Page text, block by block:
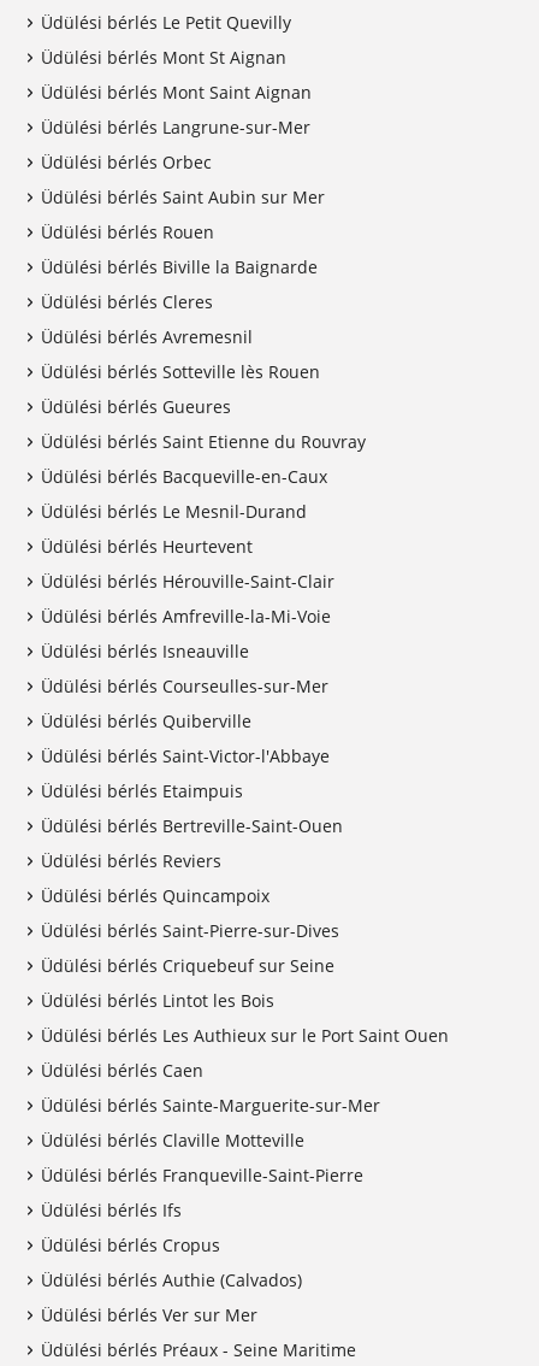
Üdülési bérlés Le Petit Quevilly
Üdülési bérlés Mont St Aignan
Üdülési bérlés Mont Saint Aignan
Üdülési bérlés Langrune-sur-Mer
Üdülési bérlés Orbec
Üdülési bérlés Saint Aubin sur Mer
Üdülési bérlés Rouen
Üdülési bérlés Biville la Baignarde
Üdülési bérlés Cleres
Üdülési bérlés Avremesnil
Üdülési bérlés Sotteville lès Rouen
Üdülési bérlés Gueures
Üdülési bérlés Saint Etienne du Rouvray
Üdülési bérlés Bacqueville-en-Caux
Üdülési bérlés Le Mesnil-Durand
Üdülési bérlés Heurtevent
Üdülési bérlés Hérouville-Saint-Clair
Üdülési bérlés Amfreville-la-Mi-Voie
Üdülési bérlés Isneauville
Üdülési bérlés Courseulles-sur-Mer
Üdülési bérlés Quiberville
Üdülési bérlés Saint-Victor-l'Abbaye
Üdülési bérlés Etaimpuis
Üdülési bérlés Bertreville-Saint-Ouen
Üdülési bérlés Reviers
Üdülési bérlés Quincampoix
Üdülési bérlés Saint-Pierre-sur-Dives
Üdülési bérlés Criquebeuf sur Seine
Üdülési bérlés Lintot les Bois
Üdülési bérlés Les Authieux sur le Port Saint Ouen
Üdülési bérlés Caen
Üdülési bérlés Sainte-Marguerite-sur-Mer
Üdülési bérlés Claville Motteville
Üdülési bérlés Franqueville-Saint-Pierre
Üdülési bérlés Ifs
Üdülési bérlés Cropus
Üdülési bérlés Authie (Calvados)
Üdülési bérlés Ver sur Mer
Üdülési bérlés Préaux - Seine Maritime